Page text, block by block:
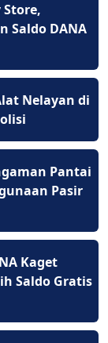
Store,
Saldo DANA
Nelayan di
Pantai
Pasir
Kaget
Saldo Gratis